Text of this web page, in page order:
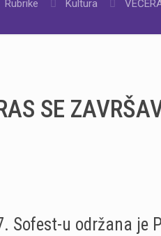
Rubrike Kultura
SE
Sofest-u održana je